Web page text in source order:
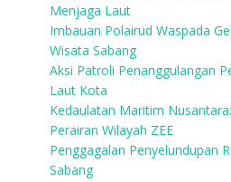
Menjaga Laut
Imbauan Polairud Waspada
Wisata Sabang
Aksi Patroli Penanggulangan
Laut Kota
Kedaulatan Maritim
Perairan Wilayah ZEE
Penggagalan Penyelundupan
Sabang